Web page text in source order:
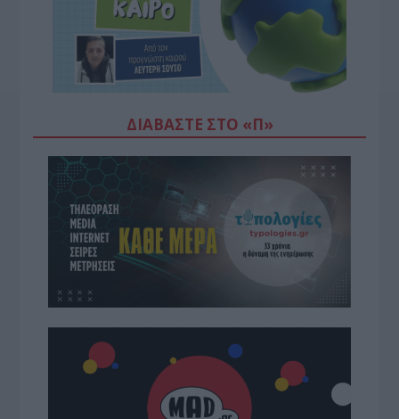
ΔΙΑΒΆΣΤΕ ΣΤΟ «Π»